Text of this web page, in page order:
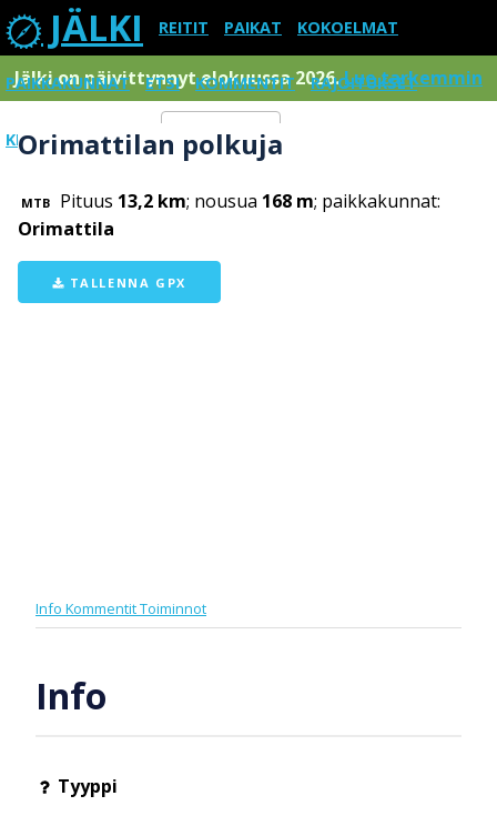
JÄLKI REITIT PAIKAT KOKOELMAT
PAIKKAKUNNAT ETSI KOMMENTIT RAJOITUKSET
KIRJAUDU SISÄÄN Menu
Jälki on päivittynnyt elokuussa 2026.Lue tarkemmin
Orimattilan polkuja
MTB Pituus 13,2 km; nousua 168 m; paikkakunnat:
Orimattila
TALLENNA GPX
Info KommentitToiminnot
Info
Tyyppi